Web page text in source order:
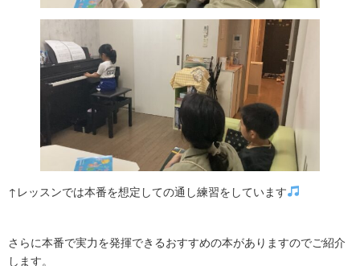
↑レッスンでは本番を想定しての通し練習をしています
さらに本番で実力を発揮できるおすすめの本がありますのでご紹介
します。